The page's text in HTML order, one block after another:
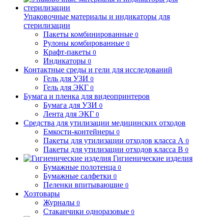
Упаковочные материалы и индикаторы для
стерилизации
Пакеты комбинированные 0
Рулоны комбированные 0
Крафт-пакеты 0
Индикаторы 0
Контактные среды и гели для исследований
Гель для УЗИ 0
Гель для ЭКГ 0
Бумага и пленка для видеопринтеров
Бумага для УЗИ 0
Лента для ЭКГ 0
Средства для утилизации медицинских отходов
Емкости-контейнеры 0
Пакеты для утилизации отходов класса А 0
Пакеты для утилизации отходов класса В 0
Гигиенические изделия
Бумажные полотенца 0
Бумажные салфетки 0
Пеленки впитывающие 0
Хозтовары
Журналы 0
Стаканчики одноразовые 0